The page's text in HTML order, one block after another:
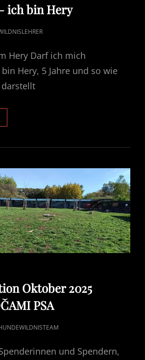
ich bin Hery
Hery Darf ich mich
Hery, 5 Jahre und so wie
darstellt
TAG
ICH
HERY
Oktober 2025
PSA
und Spendern,